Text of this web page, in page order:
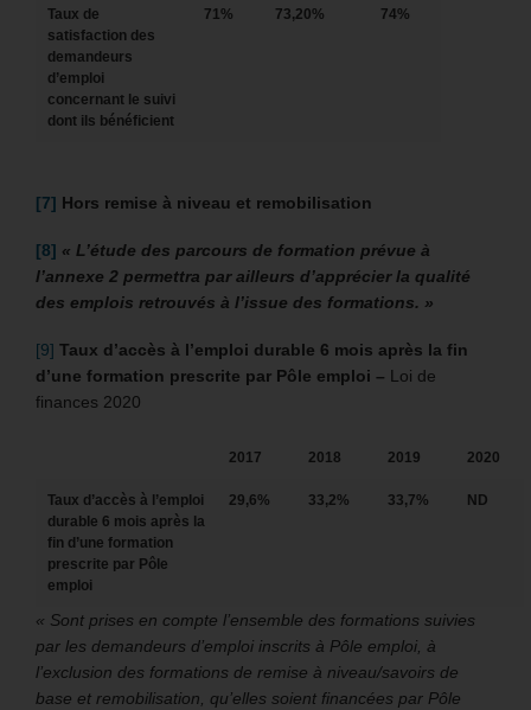
Taux de
satisfaction des
demandeurs
d’emploi
concernant le suivi
dont ils bénéficient
71% 73,20% 74%
[7] Hors remise à niveau et remobilisation
[8] « L’étude des parcours de formation prévue à
l’annexe 2 permettra par ailleurs d’apprécier la qualité
des emplois retrouvés à l’issue des formations. »
[9] Taux d’accès à l’emploi durable 6 mois après la fin
d’une formation prescrite par Pôle emploi – Loi de
finances 2020
2017 2018 2019 2020
Taux d’accès à l’emploi
durable 6 mois après la
fin d’une formation
prescrite par Pôle
emploi
29,6% 33,2% 33,7% ND
« Sont prises en compte l’ensemble des formations suivies
par les demandeurs d’emploi inscrits à Pôle emploi, à
l’exclusion des formations de remise à niveau/savoirs de
base et remobilisation, qu’elles soient financées par Pôle